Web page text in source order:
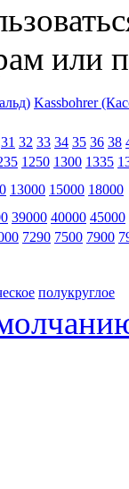
или
Kassbohrer
31 32 33 34 35 36 38
1250 1300 1335
13000 15000 18000
39000 40000 45000
7290 7500 7900
полукруглое